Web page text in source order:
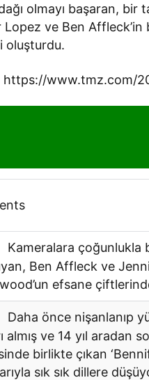
olmayı başaran,
ve Ben Affleck’in
oluşturdu.
https://www.tmz.com/
Kameralara çoğunlukla
Ben Affleck ve
efsane
Daha önce nişanlanıp
almış ve 14 yıl aradan
birlikte çıkan
sık sık dillere